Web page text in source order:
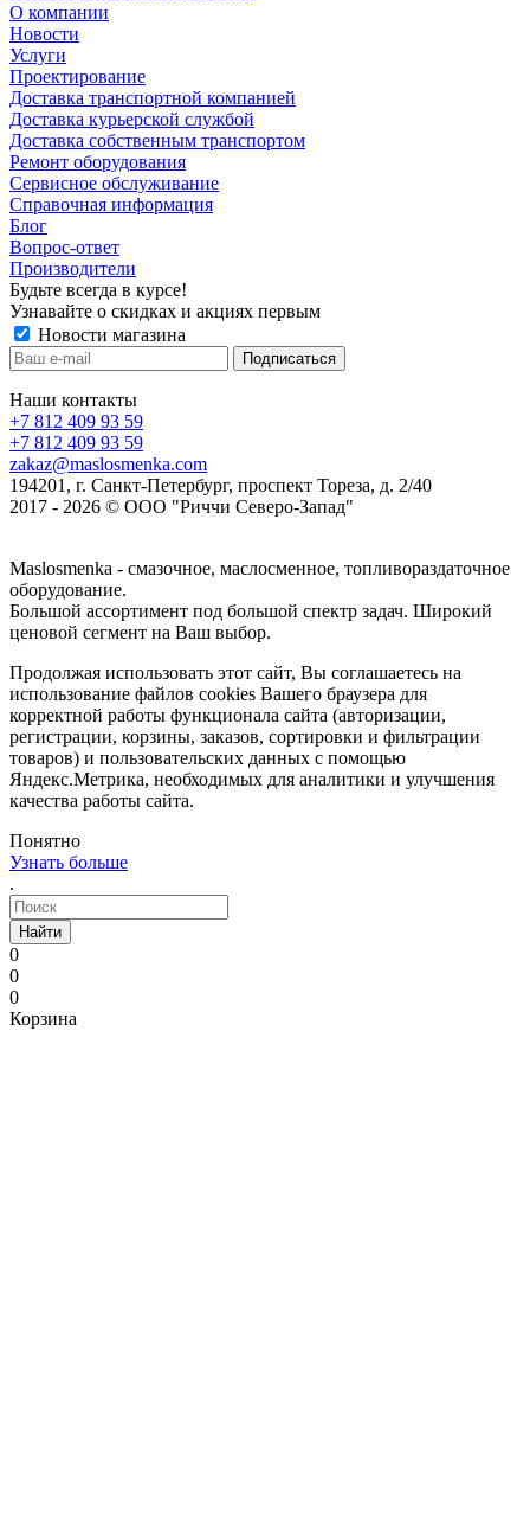
О компании
Новости
Услуги
Проектирование
Доставка транспортной компанией
Доставка курьерской службой
Доставка собственным транспортом
Ремонт оборудования
Сервисное обслуживание
Справочная информация
Блог
Вопрос-ответ
Производители
Будьте всегда в курсе!
Узнавайте о скидках и акциях первым
Новости магазина
Наши контакты
+7 812 409 93 59
+7 812 409 93 59
zakaz@maslosmenka.com
194201, г. Санкт-Петербург, проспект Тореза, д. 2/40
2017 - 2026 © ООО "Риччи Северо-Запад"
Maslosmenka - смазочное, маслосменное, топливораздаточное
оборудование.
Большой ассортимент под большой спектр задач. Широкий
ценовой сегмент на Ваш выбор.
Продолжая использовать этот сайт, Вы соглашаетесь на
использование файлов cookies Вашего браузера для
корректной работы функционала сайта (авторизации,
регистрации, корзины, заказов, сортировки и фильтрации
товаров) и пользовательских данных с помощью
Яндекс.Метрика, необходимых для аналитики и улучшения
качества работы сайта.
Понятно
Узнать больше
.
Найти
0
0
0
Корзина